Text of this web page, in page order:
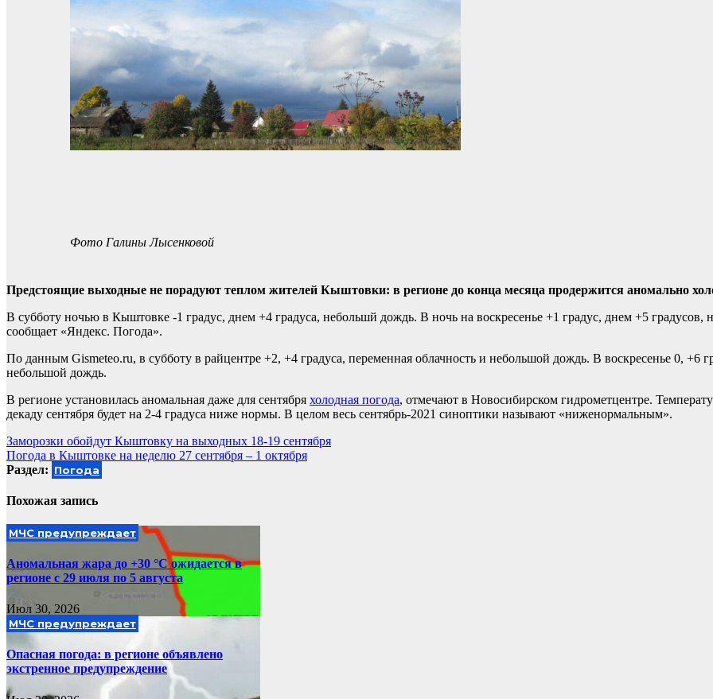
Фото Галины Лысенковой
Предстоящие выходные не порадуют теплом жителей Кыштовки: в регионе до конца месяца продержится аномально
В субботу ночью в Кыштовке -1 градус, днем +4 градуса, небольшй дождь. В ночь на воскресенье +1 градус, днем +5 градусов,
сообщает «Яндекс. Погода».
По данным Gismeteo.ru, в субботу в райцентре +2, +4 градуса, переменная облачность и небольшой дождь. В воскресенье 0, +6
небольшой дождь.
В регионе установилась аномальная даже для сентября холодная погода, отмечают в Новосибирском гидрометцентре.
декаду сентября будет на 2-4 градуса ниже нормы. В целом весь сентябрь-2021 синоптики называют «ниженормальным».
Навигация
по
Заморозки обойдут Кыштовку на выходных 18-19 сентября
Погода в Кыштовке на неделю 27 сентября – 1 октября
Раздел: Погода
Похожая запись
МЧС предупреждает
Аномальная жара до +30 °С ожидается в
регионе с 29 июля по 5 августа
Июл 30, 2026
МЧС предупреждает
Опасная погода: в регионе объявлено
экстренное предупреждение